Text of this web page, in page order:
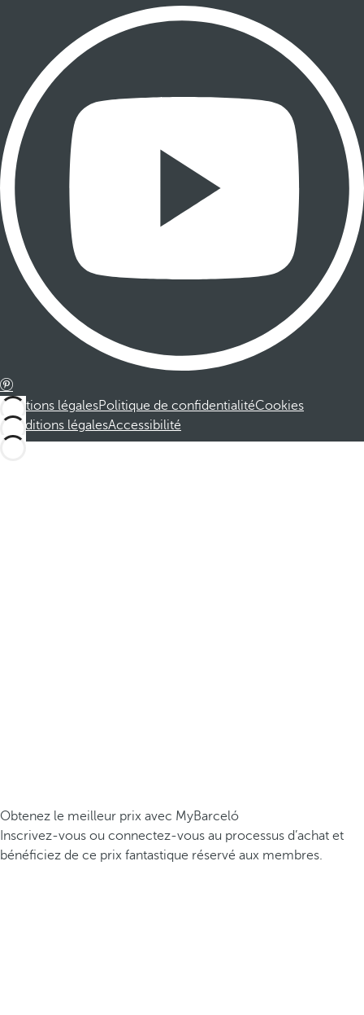
Mentions légalesPolitique de confidentialitéCookies
Conditions légalesAccessibilité
Obtenez le meilleur prix avec MyBarceló
Inscrivez-vous ou connectez-vous au processus d’achat et
bénéficiez de ce prix fantastique réservé aux membres.